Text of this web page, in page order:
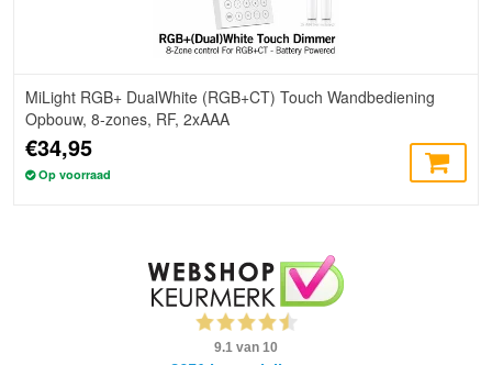
MiLight RGB+ DualWhite (RGB+CT) Touch Wandbediening
Opbouw, 8-zones, RF, 2xAAA
€34,95
Op voorraad